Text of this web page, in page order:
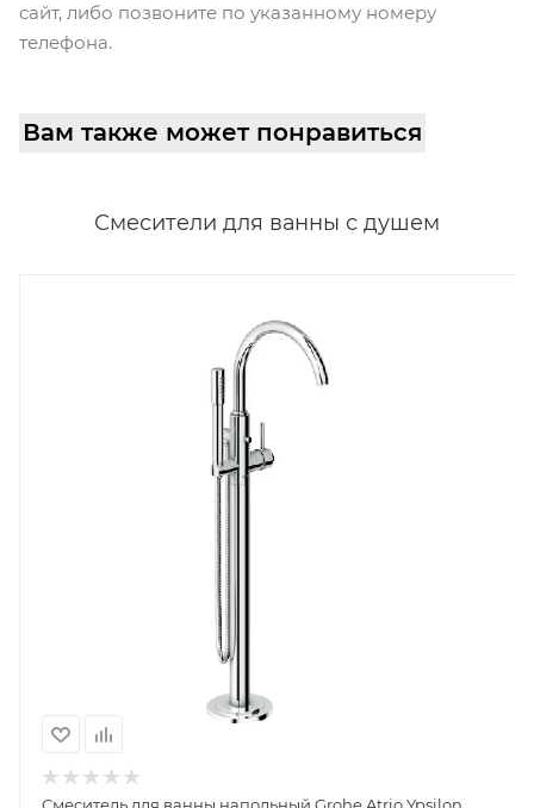
сайт, либо позвоните по указанному номеру
телефона.
Вам также может понравиться
Смесители для ванны с душем